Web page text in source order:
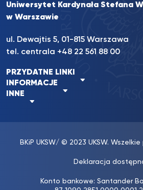
Uniwersytet Kardynała Stefana
w Warszawie
ul. Dewajtis 5, 01-815 Warszawa
tel. centrala +48 22 561 88 00
PRZYDATNE LINKI
INFORMACJE
INNE
BKiP UKSW/ © 2023 UKSW.
Deklaracja
Konto bankowe: Santander